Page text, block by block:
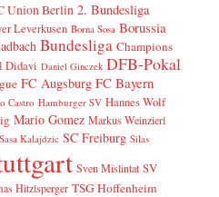
Union Berlin 2. Bundesliga
Leverkusen Borna Sosa Borussia
Bundesliga Champions
Didavi Daniel Ginczek DFB-Pokal
FC Augsburg FC Bayern
Castro Hamburger SV Hannes Wolf
Mario Gomez Markus Weinzierl
Sasa Kalajdzic SC Freiburg Silas
Sven Mislintat SV
Hitzlsperger TSG Hoffenheim